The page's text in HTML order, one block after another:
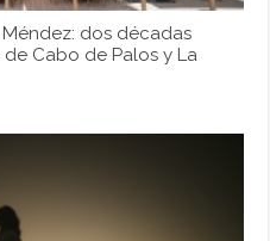
dos décadas
Cabo de Palos y La